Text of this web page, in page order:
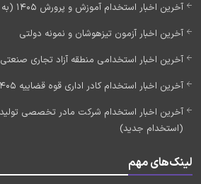
آخرین اخبار استخدام آموزش و پرورش 1405 (به زودی)
آخرین اخبار آزمون تیزهوشان و نمونه دولتی
آخرین اخبار استخدامی منطقه آزاد تجاری صنعتی 1405
آخرین اخبار استخدام کادر اداری قوه قضاییه 1405 (به زودی)
(استخدام جدید)
لینک‌های مهم